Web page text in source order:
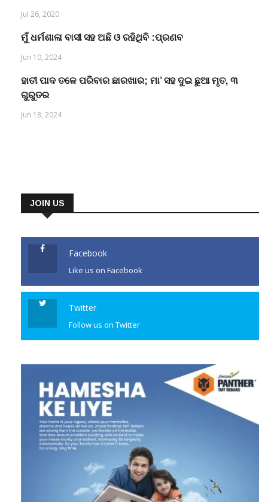
Jul 26, 2020
ମୁଁ ଧର୍ମଶାଳା ବାସୀ ସହ ଅଛି ଓ ରହିଥିବି :ପ୍ରଣବ
Jun 10, 2024
ହାତୀ ପାଦ ତଳେ ପରିବାର ଛାରଖାର; ମା’ ସହ ଦୁଇ ଛୁଆ ମୃତ, ୩
ଗୁରୁତର
Jun 18, 2024
JOIN US
Facebook
Like us on Facebook
Twitter
Follow us on Twitter